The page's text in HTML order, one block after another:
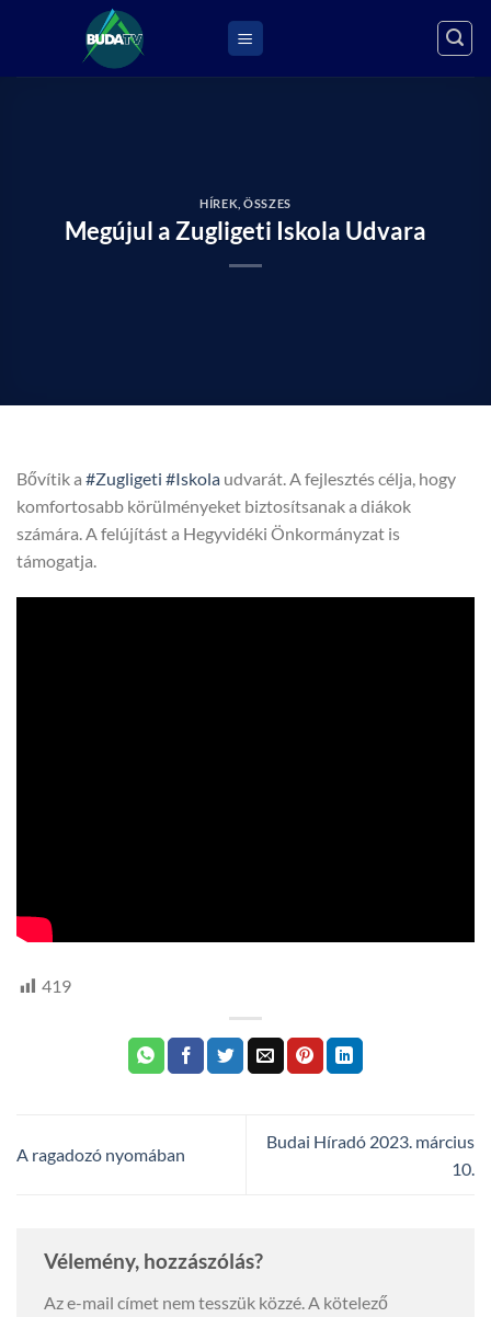
HÍREK ,ÖSSZES
Megújul a Zugligeti Iskola Udvara
Bővítik a #Zugligeti #Iskola udvarát. A fejlesztés célja, hogy
komfortosabb körülményeket biztosítsanak a diákok
számára. A felújítást a Hegyvidéki Önkormányzat is
támogatja.
419
A ragadozó nyomában
Budai Híradó 2023. március
10.
Vélemény, hozzászólás?
Az e-mail címet nem tesszük közzé. A kötelező